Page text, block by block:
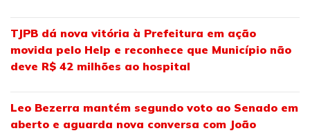
TJPB dá nova vitória à Prefeitura em ação
movida pelo Help e reconhece que Município não
deve R$ 42 milhões ao hospital
Leo Bezerra mantém segundo voto ao Senado em
aberto e aguarda nova conversa com João